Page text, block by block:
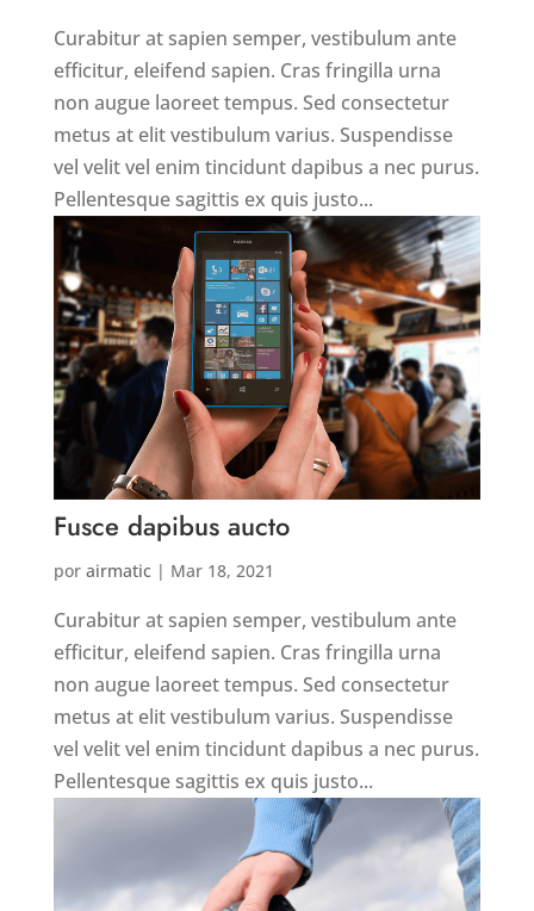
Curabitur at sapien semper, vestibulum ante
efficitur, eleifend sapien. Cras fringilla urna
non augue laoreet tempus. Sed consectetur
metus at elit vestibulum varius. Suspendisse
vel velit vel enim tincidunt dapibus a nec purus.
Pellentesque sagittis ex quis justo...
Fusce dapibus aucto
por airmatic| Mar 18, 2021
Curabitur at sapien semper, vestibulum ante
efficitur, eleifend sapien. Cras fringilla urna
non augue laoreet tempus. Sed consectetur
metus at elit vestibulum varius. Suspendisse
vel velit vel enim tincidunt dapibus a nec purus.
Pellentesque sagittis ex quis justo...